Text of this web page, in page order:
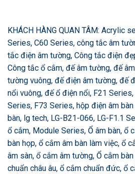
KHÁCH HÀNG QUAN TÂM: Acrylic
Series, C60 Series, công tắc âm
tắc điện âm tường, Công tắc điện
Công tắc ổ cắm, đế âm tường, đế
tường vuông, đế điện âm tường, đế
nổi vuông, đế ổ điện nổi, F21
Series, F73 Series, hộp điện âm
bàn, lg tech, LG-B21-066, LG-F1.1
ổ cắm, Module Series, Ổ âm bàn, ổ
bàn họp, ổ cắm âm bàn làm việc, ổ
âm sàn, ổ cắm âm tường, Ổ cắm
chuẩn châu âu, ổ cắm chuẩn đức, ổ